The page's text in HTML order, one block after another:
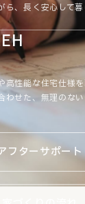
ら、長く安心して
高性能な住宅仕様
わせた、無理のな
フターサポート